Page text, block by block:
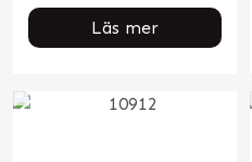
Läs mer